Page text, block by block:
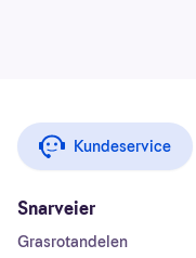
Kundeservice
Snarveier
Grasrotandelen